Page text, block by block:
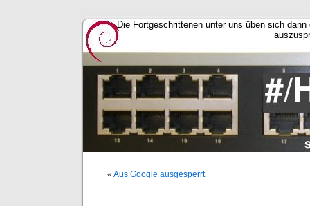
Die Fortgeschrittenen unter uns üben sich
« Aus Google ausgesperrt